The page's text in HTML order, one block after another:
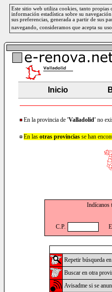
Este sitio web utiliza cookies, tanto propias
información estadística sobre su
sus preferencias, generada a partir de sus
navegando, consideramos que acepta su
Inicio
En la provincia de 'Valladolid' no
En las otras provincias se han
Indícanos
C.P.
Repetir búsqueda
Buscar en otra
Avisadme si se